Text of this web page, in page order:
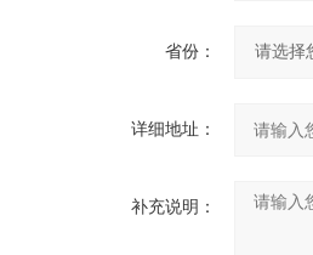
省份：
详细地址：
补充说明：